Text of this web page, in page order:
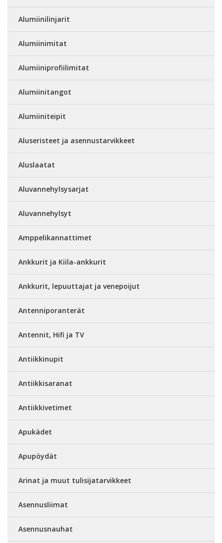
Alumiinilinjarit
Alumiinimitat
Alumiiniprofiilimitat
Alumiinitangot
Alumiiniteipit
Aluseristeet ja asennustarvikkeet
Aluslaatat
Aluvannehylsysarjat
Aluvannehylsyt
Amppelikannattimet
Ankkurit ja Kiila-ankkurit
Ankkurit, lepuuttajat ja venepoijut
Antenniporanterät
Antennit, Hifi ja TV
Antiikkinupit
Antiikkisaranat
Antiikkivetimet
Apukädet
Apupöydät
Arinat ja muut tulisijatarvikkeet
Asennusliimat
Asennusnauhat